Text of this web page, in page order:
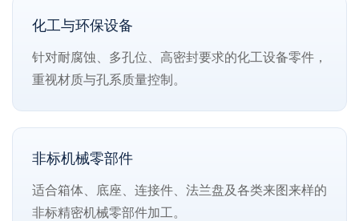
化工与环保设备
针对耐腐蚀、多孔位、高密封要求的化工设备零件，
重视材质与孔系质量控制。
非标机械零部件
适合箱体、底座、连接件、法兰盘及各类来图来样的
非标精密机械零部件加工。